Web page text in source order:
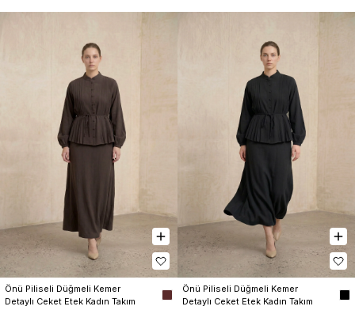
Önü Piliseli Düğmeli Kemer
Detaylı Ceket Etek Kadın Takım
Önü Piliseli Düğmeli Kemer
Detaylı Ceket Etek Kadın Takım